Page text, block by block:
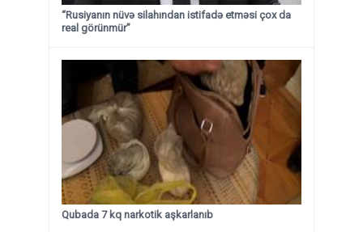
“Rusiyanın nüvə silahından istifadə etməsi çox da
real görünmür”
Qubada 7 kq narkotik aşkarlanıb